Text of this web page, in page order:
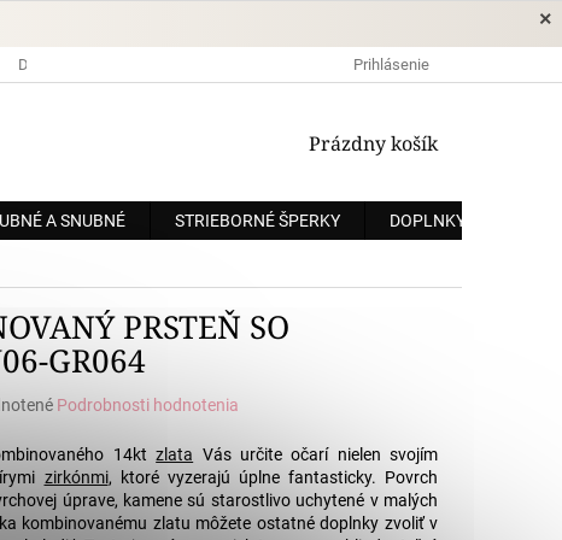
×
DOPRAVA A PLATBA OCHRANA OSOBNÝCH ÚDAJOV
Prihlásenie
NÁKUPNÝ
Prázdny košík
A SNUBNÉ STRIEBORNÉ ŠPERKY DOPLNKY
PRSTEŇ SO
GR064
Podrobnosti hodnotenia
14ktzlata Vás určite očarí nielen svojím
zirkónmi, ktoré vyzerajú úplne fantasticky. Povrch
úprave, kamene sú starostlivo uchytené v malých
kombinovanému zlatu môžete ostatné doplnky zvoliť v